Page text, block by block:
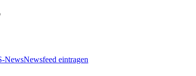
NewsNewsfeed eintragen